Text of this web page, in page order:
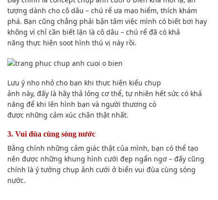
tượng dành cho cô dâu – chú rể ưa mạo hiểm, thích khám
phá. Bạn cũng chẳng phải bận tâm việc mình có biết bơi hay
không vì chỉ cần biết lặn là cô dâu – chú rể đã có khả
năng thực hiện soot hình thú vị này rồi.
Lưu ý nho nhỏ cho bạn khi thực hiện kiểu chụp
ảnh này, đấy là hãy thả lỏng cơ thể, tự nhiên hết sức có khả
năng để khi lên hình bạn và người thương có
được những cảm xúc chân thật nhất.
3. Vui đùa cùng sóng nước
Bằng chính những cảm giác thật của mình, bạn có thể tạo
nên được những khung hình cưới đẹp ngẩn ngơ – đấy cũng
chính là ý tưởng chụp ảnh cưới ở biển vui đùa cùng sóng
nước.